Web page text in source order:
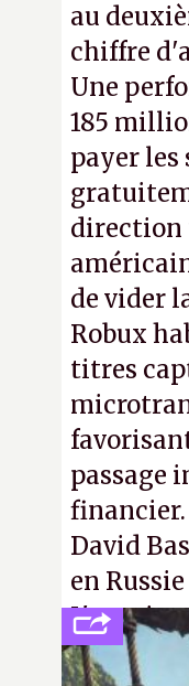
au
chiffre
Une
185
payer les
direction
de vider
Robux
titres
passage
financier.
David
en
L'avenir
jamais